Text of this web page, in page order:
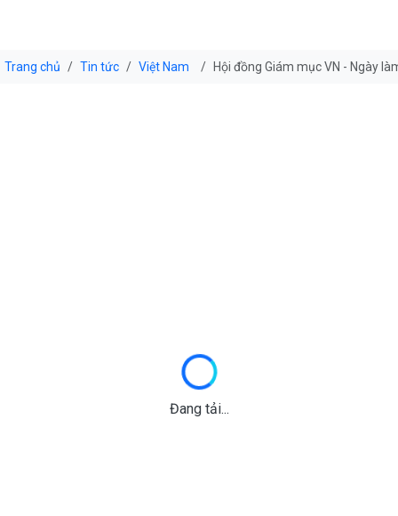
Trang chủ Tin tức Việt Nam Hội đồng Giám mục VN - Ngày
Đang tải...